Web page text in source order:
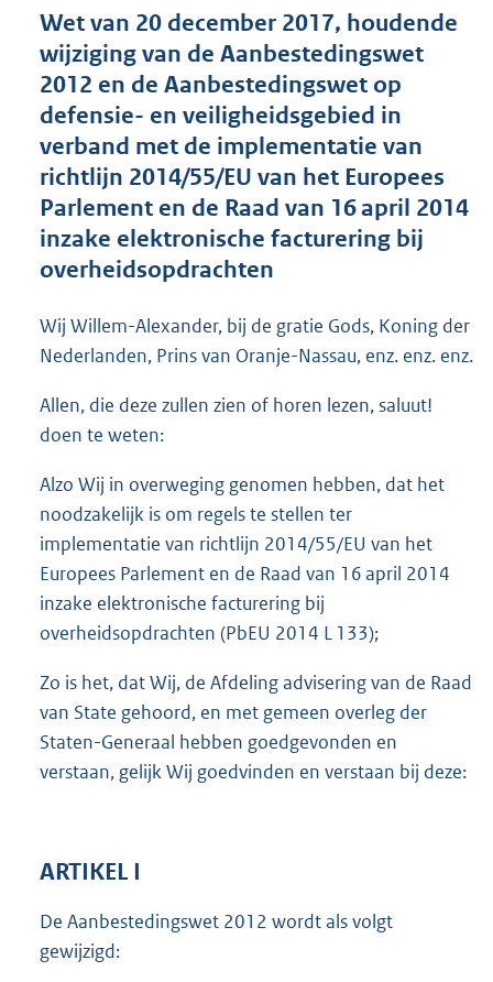
n
d
s
g
o
o
t
e
:
b
Wet van 20 december 2017, houdende
wijziging van de Aanbestedingswet
2012 en de Aanbestedingswet op
defensie- en veiligheidsgebied in
verband met de implementatie van
richtlijn 2014/55/EU van het Europees
Parlement en de Raad van 16 april 2014
inzake elektronische facturering bij
overheidsopdrachten
Wij Willem-Alexander, bij de gratie Gods, Koning der
Nederlanden, Prins van Oranje-Nassau, enz. enz. enz.
Allen, die deze zullen zien of horen lezen, saluut!
doen te weten:
Alzo Wij in overweging genomen hebben, dat het
noodzakelijk is om regels te stellen ter
implementatie van richtlijn 2014/55/EU van het
Europees Parlement en de Raad van 16 april 2014
inzake elektronische facturering bij
overheidsopdrachten (PbEU 2014 L 133);
Zo is het, dat Wij, de Afdeling advisering van de Raad
van State gehoord, en met gemeen overleg der
Staten-Generaal hebben goedgevonden en
verstaan, gelijk Wij goedvinden en verstaan bij deze:
ARTIKEL I
De Aanbestedingswet 2012 wordt als volgt
gewijzigd: